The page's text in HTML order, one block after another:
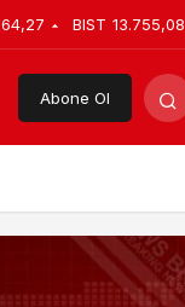
64,27 BIST 13.755,08
Abone Ol